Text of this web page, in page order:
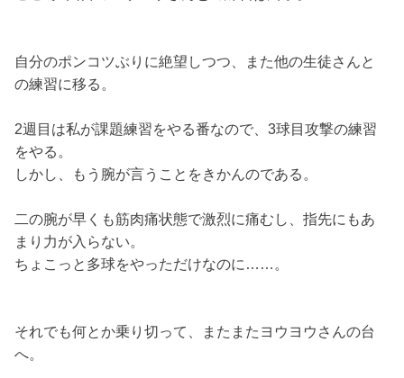
自分のポンコツぶりに絶望しつつ、また他の生徒さんと
の練習に移る。
2週目は私が課題練習をやる番なので、3球目攻撃の練習
をやる。
しかし、もう腕が言うことをきかんのである。
二の腕が早くも筋肉痛状態で激烈に痛むし、指先にもあ
まり力が入らない。
ちょこっと多球をやっただけなのに……。
それでも何とか乗り切って、またまたヨウヨウさんの台
へ。